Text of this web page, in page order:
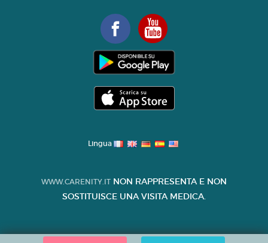
Lingua
WWW.CARENITY.IT NON RAPPRESENTA E NON
SOSTITUISCE UNA VISITA MEDICA.